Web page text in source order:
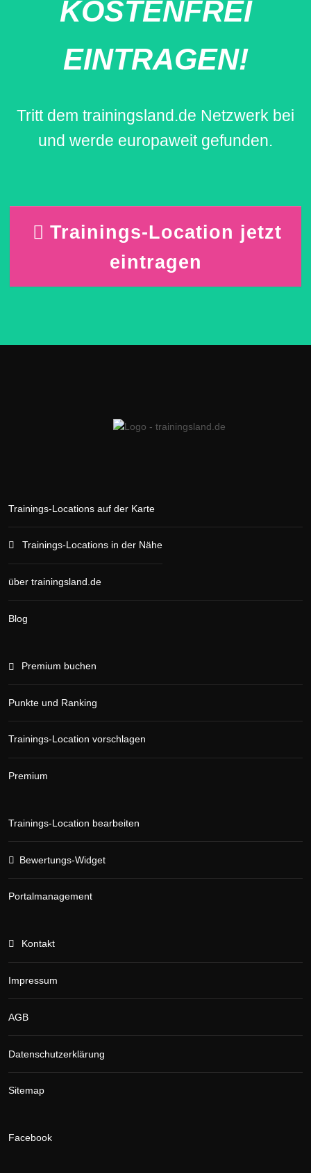
KOSTENFREI
EINTRAGEN!
Tritt dem trainingsland.de Netzwerk bei
und werde europaweit gefunden.
Trainings-Location jetzt
eintragen
Trainings-Locations auf der Karte
Trainings-Locations in der Nähe
über trainingsland.de
Blog
Premium buchen
Punkte und Ranking
Trainings-Location vorschlagen
Premium
Trainings-Location bearbeiten
Bewertungs-Widget
Portalmanagement
Kontakt
Impressum
AGB
Datenschutzerklärung
Sitemap
Facebook